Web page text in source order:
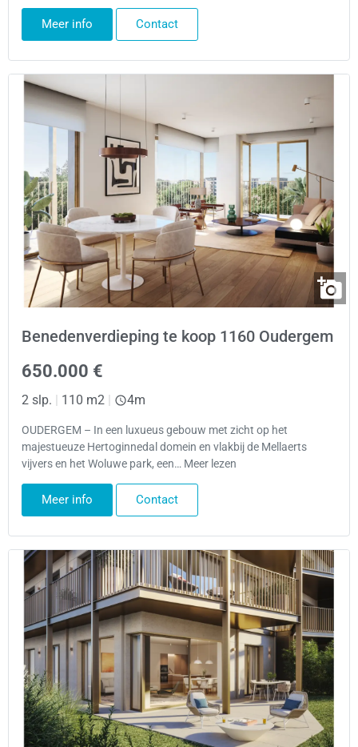
Meer info Contact
Benedenverdieping te koop 1160 Oudergem
650.000 €
2 slp. 110 m2 4m
OUDERGEM – In een luxueus gebouw met zicht op het
majestueuze Hertoginnedal domein en vlakbij de Mellaerts
vijvers en het Woluwe park, een… Meer lezen
Meer info Contact